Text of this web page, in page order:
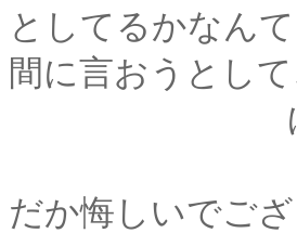
としてるかなん
間に言おうとし
にしたっ
「そうかも
だか悔しいでござ